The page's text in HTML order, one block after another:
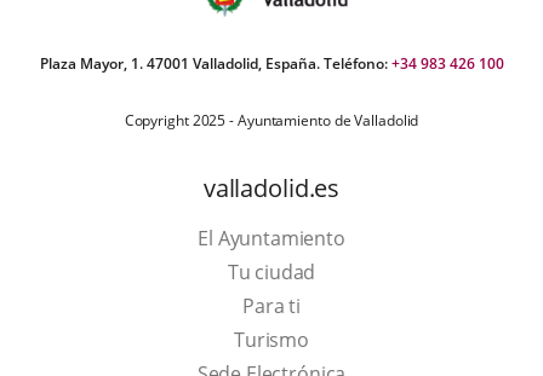
Plaza Mayor, 1. 47001 Valladolid, España. Teléfono:+34 983 426 100
Copyright 2025 - Ayuntamiento de Valladolid
valladolid.es
El Ayuntamiento
Tu ciudad
Para ti
TurismoThis